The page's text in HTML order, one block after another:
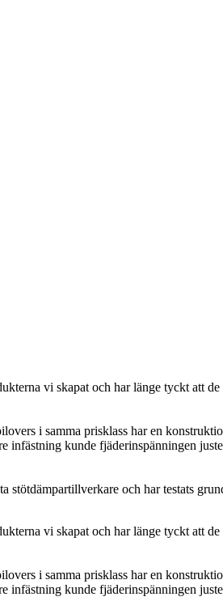
vi skapat och har länge tyckt att
i samma prisklass har en
kunde fjäderinspänningen
stötdämpartillverkare och har testats
vi skapat och har länge tyckt att
i samma prisklass har en
kunde fjäderinspänningen